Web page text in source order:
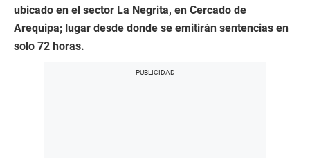
ubicado en el sector La Negrita, en Cercado de
Arequipa; lugar desde donde se emitirán sentencias en
solo 72 horas.